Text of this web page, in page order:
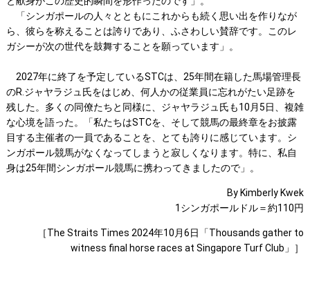
「シンガポールの人々とともにこれからも続く思い出を作りなが
ら、彼らを称えることは誇りであり、ふさわしい賛辞です。このレ
ガシーが次の世代を鼓舞することを願っています」。
2027年に終了を予定しているSTCは、25年間在籍した馬場管理長
のR.ジャヤラジュ氏をはじめ、何人かの従業員に忘れがたい足跡を
残した。多くの同僚たちと同様に、ジャヤラジュ氏も10月5日、複雑
な心境を語った。「私たちはSTCを、そして競馬の最終章をお披露
目する主催者の一員であることを、とても誇りに感じています。シ
ンガポール競馬がなくなってしまうと寂しくなります。特に、私自
身は25年間シンガポール競馬に携わってきましたので」。
By Kimberly Kwek
1シンガポールドル＝約110円
［The Straits Times 2024年10月6日「Thousands gather to
witness final horse races at Singapore Turf Club」］